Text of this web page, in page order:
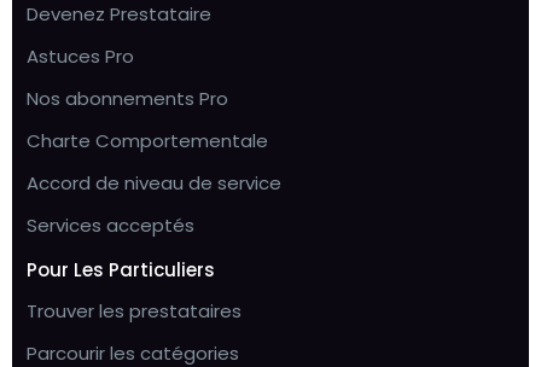
Devenez Prestataire
Astuces Pro
Nos abonnements Pro
Charte Comportementale
Accord de niveau de service
Services acceptés
Pour Les Particuliers
Trouver les prestataires
Parcourir les catégories